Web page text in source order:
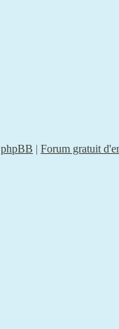
phpBB | Forum gratuit